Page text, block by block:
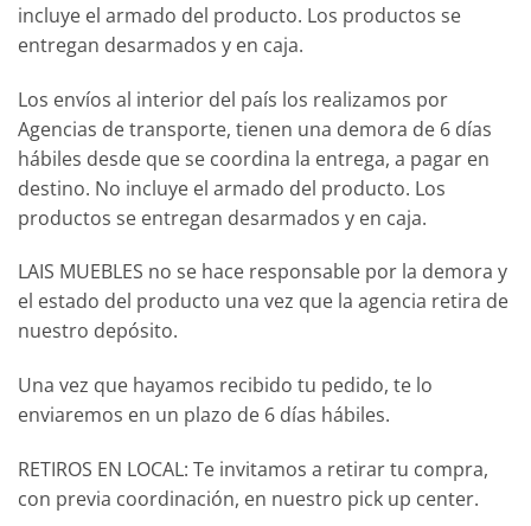
incluye el armado del producto. Los productos se
entregan desarmados y en caja.
Los envíos al interior del país los realizamos por
Agencias de transporte, tienen una demora de 6 días
hábiles desde que se coordina la entrega, a pagar en
destino. No incluye el armado del producto. Los
productos se entregan desarmados y en caja.
LAIS MUEBLES no se hace responsable por la demora y
el estado del producto una vez que la agencia retira de
nuestro depósito.
Una vez que hayamos recibido tu pedido, te lo
enviaremos en un plazo de 6 días hábiles.
RETIROS EN LOCAL: Te invitamos a retirar tu compra,
con previa coordinación, en nuestro pick up center.